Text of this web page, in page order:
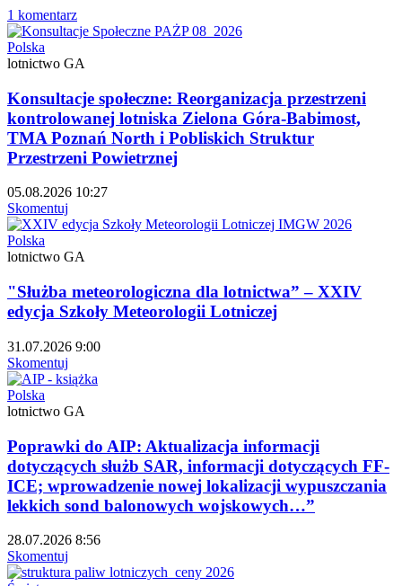
1 komentarz
Polska
lotnictwo GA
Konsultacje społeczne: Reorganizacja przestrzeni
kontrolowanej lotniska Zielona Góra-Babimost,
TMA Poznań North i Pobliskich Struktur
Przestrzeni Powietrznej
05.08.2026 10:27
Skomentuj
Polska
lotnictwo GA
"Służba meteorologiczna dla lotnictwa” – XXIV
edycja Szkoły Meteorologii Lotniczej
31.07.2026 9:00
Skomentuj
Polska
lotnictwo GA
Poprawki do AIP: Aktualizacja informacji
dotyczących służb SAR, informacji dotyczących FF-
ICE; wprowadzenie nowej lokalizacji wypuszczania
lekkich sond balonowych wojskowych…”
28.07.2026 8:56
Skomentuj